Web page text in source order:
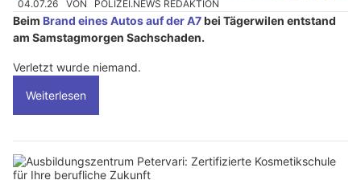
04.07.26 VON POLIZEI.NEWS REDAKTION
Beim Brand eines Autos auf der A7bei Tägerwilen entstand
am Samstagmorgen Sachschaden.
Verletzt wurde niemand.
Weiterlesen